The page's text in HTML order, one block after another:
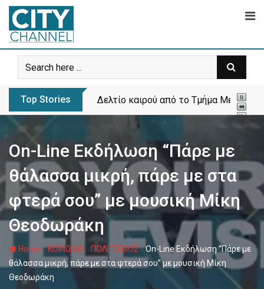
Skip
content
Top Stories Δελτίο καιρού από το Τμήμα
On-Line Εκδήλωση “Πάρε με
θάλασσα μικρή, πάρε με στα
φτερά σου” με μουσική Μίκη
Θεοδωράκη
Home -ΚΟΙΝΩΝΙΑ - ΠΟΛΙΤΙΣΜΟΣ-On-Line Εκδήλωση “Πάρε με
θάλασσα μικρή, πάρε με στα φτερά σου” με μουσική Μίκη
Θεοδωράκη